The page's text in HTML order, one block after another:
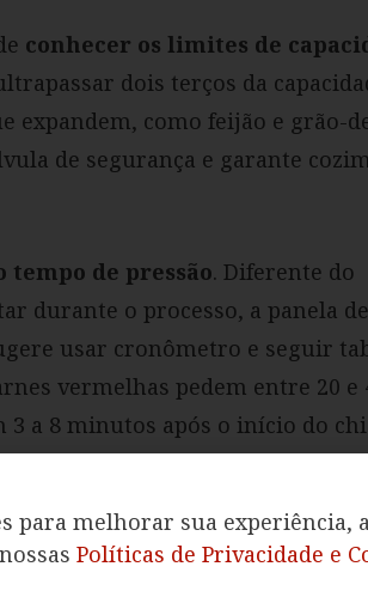
conhecer os limites de
dois terços da
expandem, como feijão e grão-
de segurança e garante
de pressão. Diferente do
durante o processo, a panela de
usar cronômetro e seguir
vermelhas pedem entre 20 e
a 8 minutos após o início do
e segurança. Verificar
após cada uso e nunca
para melhorar sua experiência,
Políticas de Privacidade e